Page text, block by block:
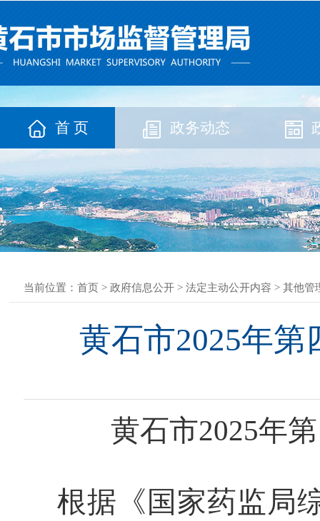
首 页 政务动态
当前位置： 首页 > 政府信息公开 > 法定主动公开内容 > 其他管
黄石市2025年
黄石市2025年
根据《国家药监局